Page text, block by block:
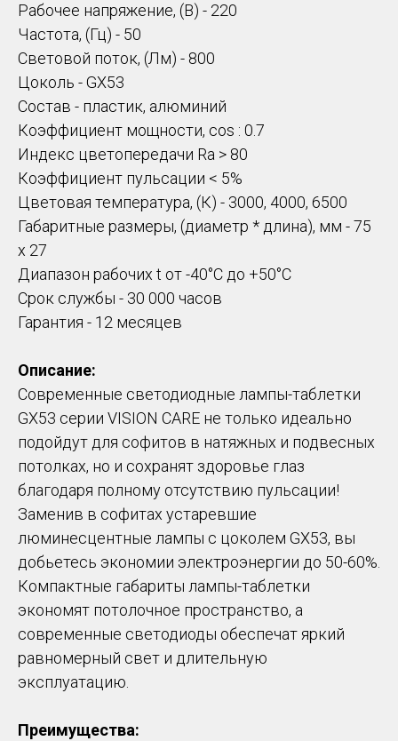
Рабочее напряжение, (В) - 220
Частота, (Гц) - 50
Световой поток, (Лм) - 800
Цоколь - GX53
Состав - пластик, алюминий
Коэффициент мощности, cos : 0.7
Индекс цветопередачи Ra > 80
Коэффициент пульсации < 5%
Цветовая температура, (К) - 3000, 4000, 6500
Габаритные размеры, (диаметр * длина), мм - 75
х 27
Диапазон рабочих t от -40°C до +50°С
Срок службы - 30 000 часов
Гарантия - 12 месяцев
Описание:
Современные светодиодные лампы-таблетки
GX53 серии VISION CARE не только идеально
подойдут для софитов в натяжных и подвесных
потолках, но и сохранят здоровье глаз
благодаря полному отсутствию пульсации!
Заменив в софитах устаревшие
люминесцентные лампы с цоколем GX53, вы
добьетесь экономии электроэнергии до 50-60%.
Компактные габариты лампы-таблетки
экономят потолочное пространство, а
современные светодиоды обеспечат яркий
равномерный свет и длительную
эксплуатацию.
Преимущества: